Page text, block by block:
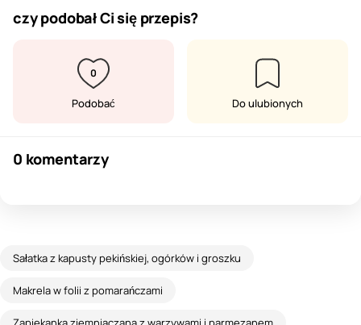
czy podobał Ci się przepis?
0
Podobać Do ulubionych
0 komentarzy
Sałatka z kapusty pekińskiej, ogórków i groszku
Makrela w folii z pomarańczami